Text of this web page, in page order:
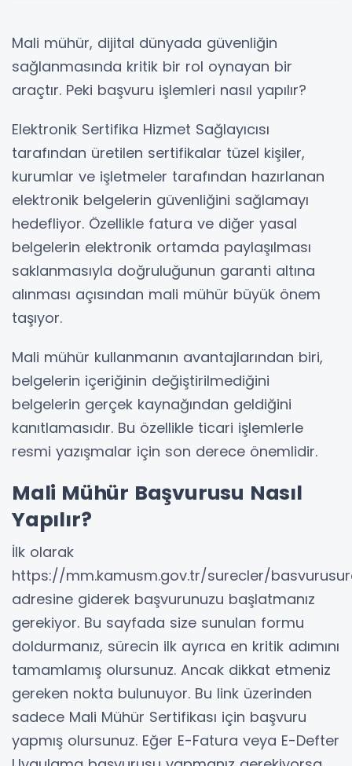
Mali mühür, dijital dünyada güvenliğin
sağlanmasında kritik bir rol oynayan bir
araçtır. Peki başvuru işlemleri nasıl yapılır?
Elektronik Sertifika Hizmet Sağlayıcısı
tarafından üretilen sertifikalar tüzel kişiler,
kurumlar ve işletmeler tarafından hazırlanan
elektronik belgelerin güvenliğini sağlamayı
hedefliyor. Özellikle fatura ve diğer yasal
belgelerin elektronik ortamda paylaşılması
saklanmasıyla doğruluğunun garanti altına
alınması açısından mali mühür büyük önem
taşıyor.
Mali mühür kullanmanın avantajlarından biri,
belgelerin içeriğinin değiştirilmediğini
belgelerin gerçek kaynağından geldiğini
kanıtlamasıdır. Bu özellikle ticari işlemlerle
resmi yazışmalar için son derece önemlidir.
Mali Mühür Başvurusu Nasıl
Yapılır?
İlk olarak
https://mm.kamusm.gov.tr/surecler/
adresine giderek başvurunuzu başlatmanız
gerekiyor. Bu sayfada size sunulan formu
doldurmanız, sürecin ilk ayrıca en kritik adımını
tamamlamış olursunuz. Ancak dikkat etmeniz
gereken nokta bulunuyor. Bu link üzerinden
sadece Mali Mühür Sertifikası için başvuru
yapmış olursunuz. Eğer E-Fatura veya E-Defter